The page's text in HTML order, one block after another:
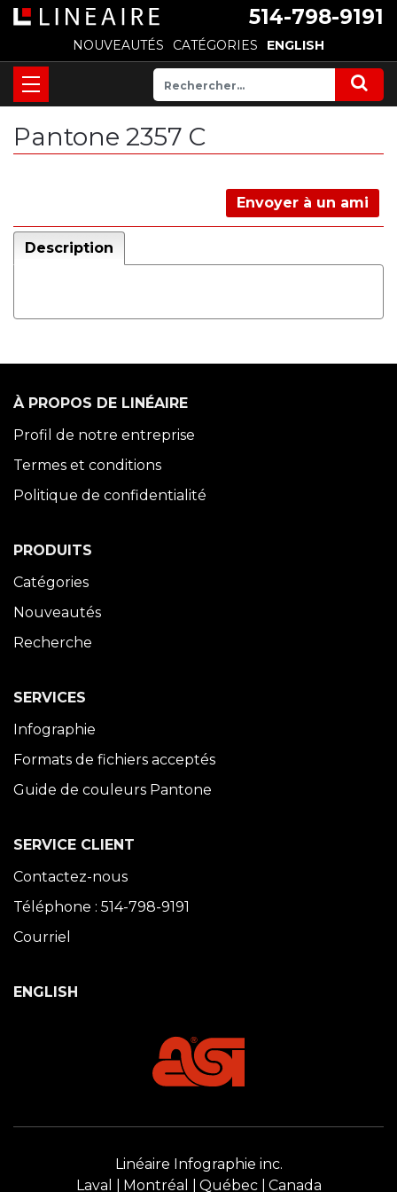
514-798-9191
NOUVEAUTÉS CATÉGORIES ENGLISH
Pantone 2357 C
Envoyer à un ami
Description
À PROPOS DE LINÉAIRE
Profil de notre entreprise
Termes et conditions
Politique de confidentialité
PRODUITS
Catégories
Nouveautés
Recherche
SERVICES
Infographie
Formats de fichiers acceptés
Guide de couleurs Pantone
SERVICE CLIENT
Contactez-nous
Téléphone : 514-798-9191
Courriel
ENGLISH
Linéaire Infographie inc.
Laval
Montréal Québec Canada